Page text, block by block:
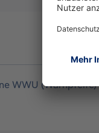
WWU (Warnpfeife)